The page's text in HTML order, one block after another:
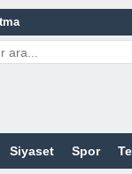
Nelerdir?
Nelerdir?
Nelerdir?
Siyaset Spor